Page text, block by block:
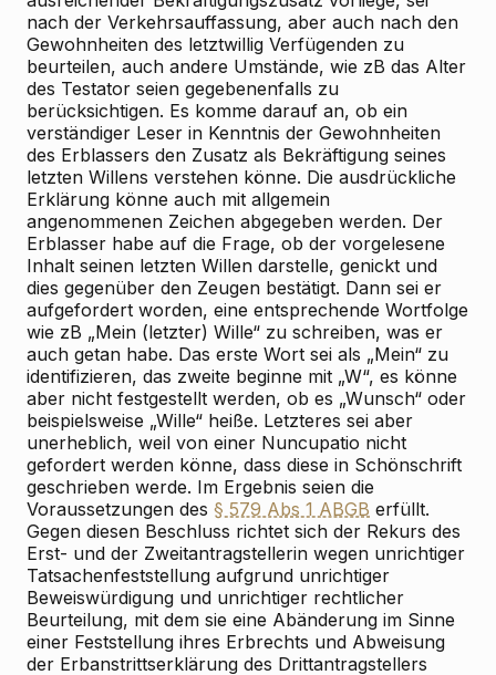
nach der Verkehrsauffassung, aber auch nach den
Gewohnheiten des letztwillig Verfügenden zu
beurteilen, auch andere Umstände, wie zB das Alter
des Testator seien gegebenenfalls zu
berücksichtigen. Es komme darauf an, ob ein
verständiger Leser in Kenntnis der Gewohnheiten
des Erblassers den Zusatz als Bekräftigung seines
letzten Willens verstehen könne. Die ausdrückliche
Erklärung könne auch mit allgemein
angenommenen Zeichen abgegeben werden. Der
Erblasser habe auf die Frage, ob der vorgelesene
Inhalt seinen letzten Willen darstelle, genickt und
dies gegenüber den Zeugen bestätigt. Dann sei er
aufgefordert worden, eine entsprechende Wortfolge
wie zB „Mein (letzter) Wille“ zu schreiben, was er
auch getan habe. Das erste Wort sei als „Mein“ zu
identifizieren, das zweite beginne mit „W“, es könne
aber nicht festgestellt werden, ob es „Wunsch“ oder
beispielsweise „Wille“ heiße. Letzteres sei aber
unerheblich, weil von einer Nuncupatio nicht
gefordert werden könne, dass diese in Schönschrift
geschrieben werde. Im Ergebnis seien die
Voraussetzungen des § 579 Abs 1 ABGB erfüllt.
Gegen diesen Beschluss richtet sich der Rekurs des
Erst- und der Zweitantragstellerin wegen unrichtiger
Tatsachenfeststellung aufgrund unrichtiger
Beweiswürdigung und unrichtiger rechtlicher
Beurteilung, mit dem sie eine Abänderung im Sinne
einer Feststellung ihres Erbrechts und Abweisung
der Erbanstrittserklärung des Drittantragstellers